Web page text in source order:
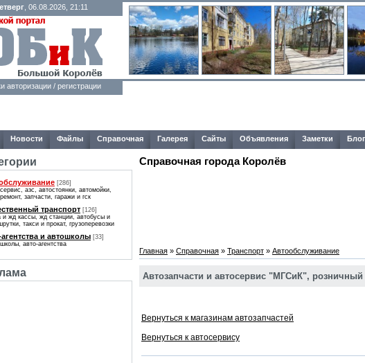
, 06.08.2026, 21:11
авторизации / регистрации
Новости Файлы Справочная Галерея Сайты Объявления Заметки Блог
[286]
азс, автостоянки, автомойки,
запчасти, гаражи и гск
транспорт [126]
и жд кассы, жд станции, автобусы и
такси и прокат, грузоперевозки
и автошколы [33]
авто-агентcтва
Справочная города Королёв
Главная » Справочная » Транспорт » Автообслуживание
Автозапчасти и автосервис "МГСиК", розничный
Вернуться к магазинам автозапчастей
Вернуться к автосервису